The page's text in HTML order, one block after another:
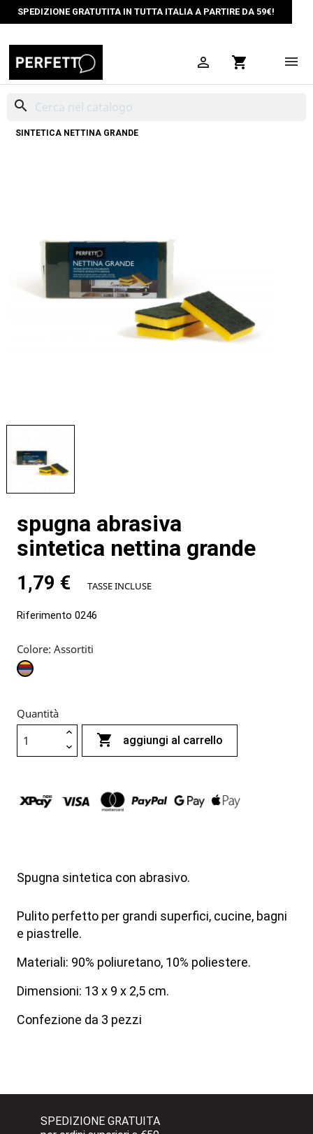
SPEDIZIONE GRATUTITA IN TUTTA ITALIA A PARTIRE DA 59€!
 shopping_cart
search
SINTETICA NETTINA GRANDE
spugna abrasiva
sintetica nettina grande
1,79 € TASSE INCLUSE
Riferimento 0246
Colore: Assortiti
Assortiti
Quantità
 aggiungi al carrello
Spugna sintetica con abrasivo.
Pulito perfetto per grandi superfici, cucine, bagni
e piastrelle.
Materiali: 90% poliuretano, 10% poliestere.
Dimensioni: 13 x 9 x 2,5 cm.
Confezione da 3 pezzi
SPEDIZIONE GRATUITA